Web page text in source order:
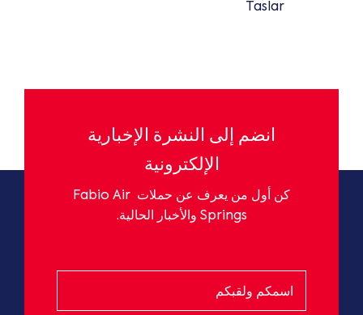
Taslar
انضم إلى النشرة الإخبارية
الإلكترونية
كن أول من يعرف عن حملات Fabio Air
Springs والأخبار الحالية.